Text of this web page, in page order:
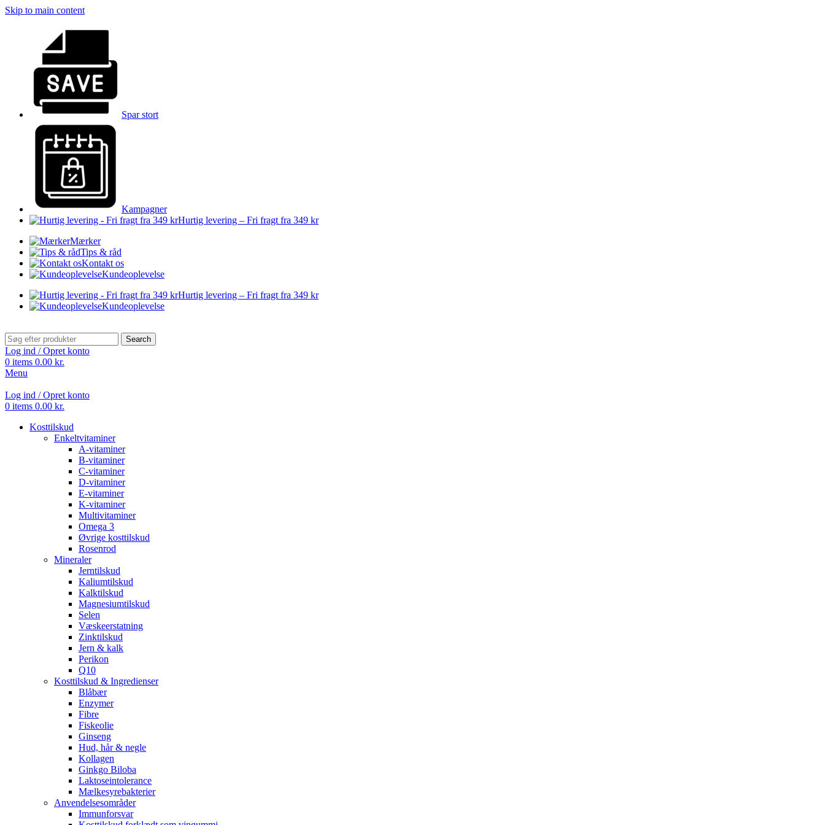
Skip to main content
Spar stort
Kampagner
Hurtig levering – Fri fragt fra 349 kr
Mærker
Tips & råd
Kontakt os
Kundeoplevelse
Hurtig levering – Fri fragt fra 349 kr
Kundeoplevelse
Search
Log ind / Opret konto
0 items 0.00 kr.
Menu
Log ind / Opret konto
0 items 0.00 kr.
Kosttilskud
Enkeltvitaminer
A-vitaminer
B-vitaminer
C-vitaminer
D-vitaminer
E-vitaminer
K-vitaminer
Multivitaminer
Omega 3
Øvrige kosttilskud
Rosenrod
Mineraler
Jerntilskud
Kaliumtilskud
Kalktilskud
Magnesiumtilskud
Selen
Væskeerstatning
Zinktilskud
Jern & kalk
Perikon
Q10
Kosttilskud & Ingredienser
Blåbær
Enzymer
Fibre
Fiskeolie
Ginseng
Hud, hår & negle
Kollagen
Ginkgo Biloba
Laktoseintolerance
Mælkesyrebakterier
Anvendelsesområder
Immunforsvar